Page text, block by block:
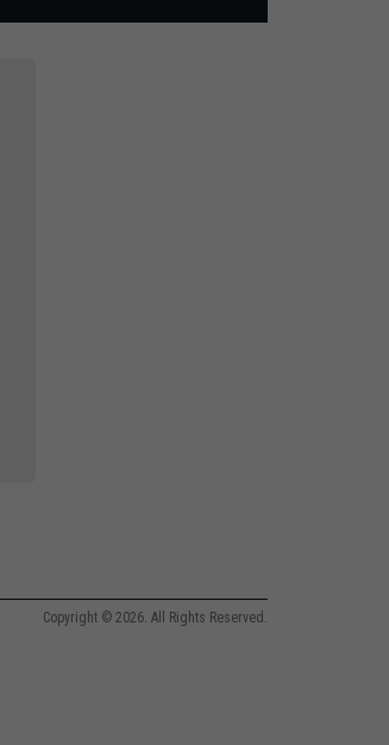
Copyright © 2026. All Rights Reserved.